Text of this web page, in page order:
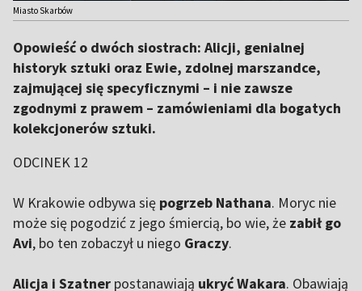
Miasto Skarbów
Opowieść o dwóch siostrach: Alicji, genialnej
historyk sztuki oraz Ewie, zdolnej marszandce,
zajmującej się specyficznymi – i nie zawsze
zgodnymi z prawem – zamówieniami dla bogatych
kolekcjonerów sztuki.
ODCINEK 12
W Krakowie odbywa się pogrzeb Nathana. Moryc nie
może się pogodzić z jego śmiercią, bo wie, że zabił go
Avi, bo ten zobaczył u niego Graczy.
Alicja i Szatner postanawiają ukryć Wakara. Obawiają